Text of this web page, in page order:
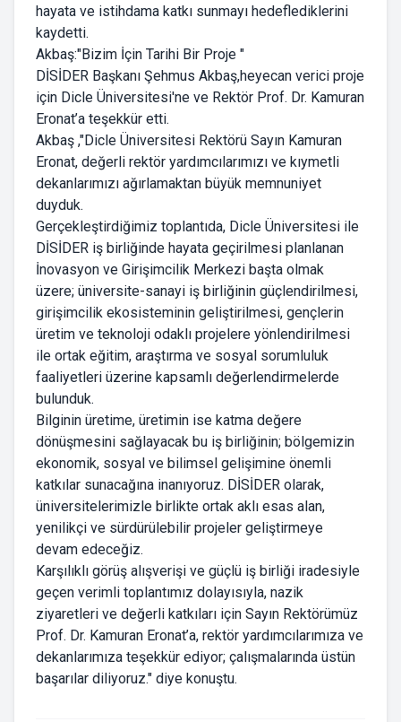
hayata ve istihdama katkı sunmayı hedeflediklerini
kaydetti.
Akbaş:"Bizim İçin Tarihi Bir Proje "
DİSİDER Başkanı Şehmus Akbaş,heyecan verici proje
için Dicle Üniversitesi'ne ve Rektör Prof. Dr. Kamuran
Eronat’a teşekkür etti.
Akbaş ,"Dicle Üniversitesi Rektörü Sayın Kamuran
Eronat, değerli rektör yardımcılarımızı ve kıymetli
dekanlarımızı ağırlamaktan büyük memnuniyet
duyduk.
Gerçekleştirdiğimiz toplantıda, Dicle Üniversitesi ile
DİSİDER iş birliğinde hayata geçirilmesi planlanan
İnovasyon ve Girişimcilik Merkezi başta olmak
üzere; üniversite-sanayi iş birliğinin güçlendirilmesi,
girişimcilik ekosisteminin geliştirilmesi, gençlerin
üretim ve teknoloji odaklı projelere yönlendirilmesi
ile ortak eğitim, araştırma ve sosyal sorumluluk
faaliyetleri üzerine kapsamlı değerlendirmelerde
bulunduk.
Bilginin üretime, üretimin ise katma değere
dönüşmesini sağlayacak bu iş birliğinin; bölgemizin
ekonomik, sosyal ve bilimsel gelişimine önemli
katkılar sunacağına inanıyoruz. DİSİDER olarak,
üniversitelerimizle birlikte ortak aklı esas alan,
yenilikçi ve sürdürülebilir projeler geliştirmeye
devam edeceğiz.
Karşılıklı görüş alışverişi ve güçlü iş birliği iradesiyle
geçen verimli toplantımız dolayısıyla, nazik
ziyaretleri ve değerli katkıları için Sayın Rektörümüz
Prof. Dr. Kamuran Eronat’a, rektör yardımcılarımıza ve
dekanlarımıza teşekkür ediyor; çalışmalarında üstün
başarılar diliyoruz." diye konuştu.